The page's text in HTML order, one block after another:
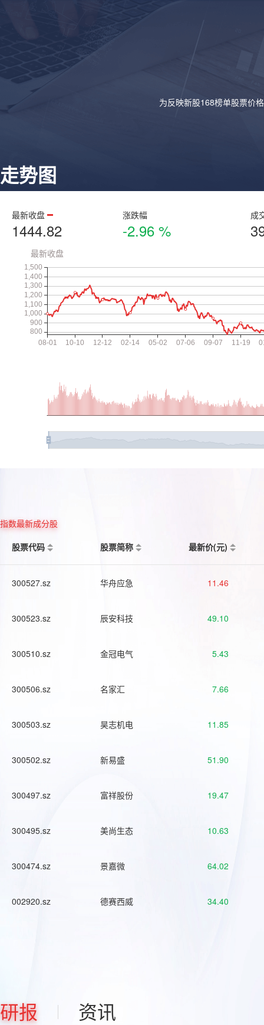
为反映新股168榜单股票价
走势图
最新收盘
1444.82
涨跌幅
-2.96 %
成
指数最新成分股
股票代码
股票简称 最新价(元)
300527.sz 华舟应急 11.46
300523.sz 辰安科技 49.10
300510.sz 金冠电气 5.43
300506.sz 名家汇 7.66
300503.sz 昊志机电 11.85
300502.sz 新易盛 51.90
300497.sz 富祥股份 19.47
300495.sz 美尚生态 10.63
300474.sz 景嘉微 64.02
002920.sz 德赛西威 34.40
研报 资讯